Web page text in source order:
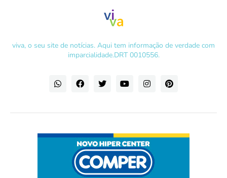
viva, o seu site de notícias. Aqui tem informação de verdade com
imparcialidade.DRT 0010556.